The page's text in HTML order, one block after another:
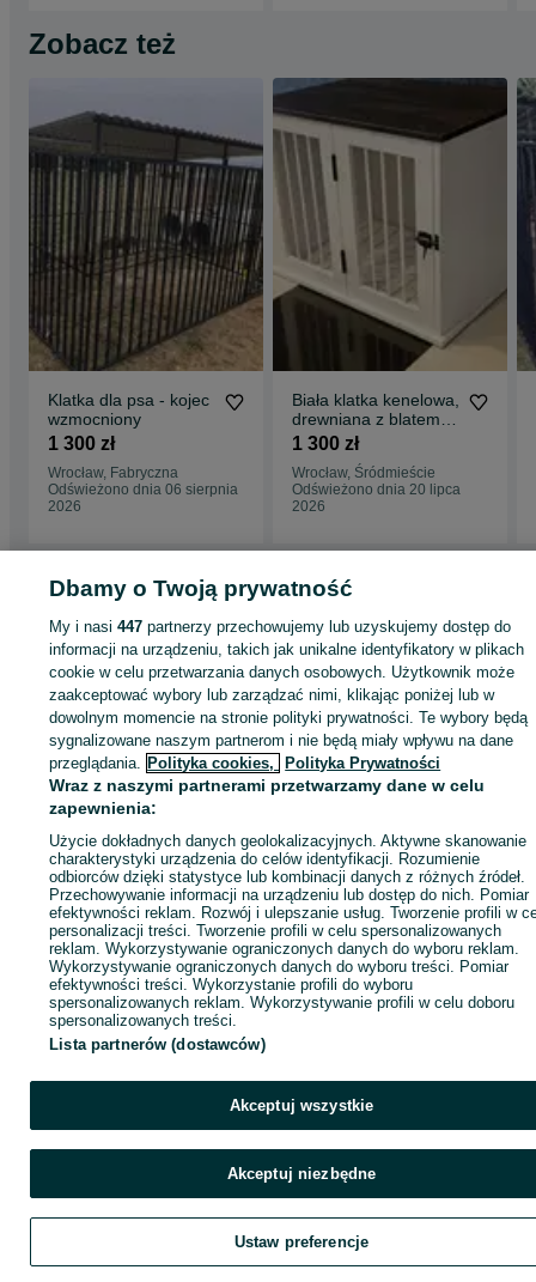
Zobacz też
Klatka dla psa - kojec
wzmocniony
1 300 zł
Wrocław, Fabryczna
Odświeżono dnia 06 sierpnia
2026
Biała klatka kenelowa,
drewniana z blatem w
kolorze dąb
1 300 zł
Wrocław, Śródmieście
Odświeżono dnia 20 lipca
2026
Strona główna Zwierzęta Akcesoria dla zwierząt
Pole
KATEGORIA
762472665 Wyświetlenia:
Zadzwoń / SMS
Dbamy o Twoją prywatność
My i nasi447 partnerzy przechowujemy lub uzyskujemy dostęp do
informacji na urządzeniu, takich jak unikalne identyfikatory w plikach
cookie w celu przetwarzania danych osobowych. Użytkownik może
zaakceptować wybory lub zarządzać nimi, klikając poniżej lub w
dowolnym momencie na stronie polityki prywatności. Te wybory będą
sygnalizowane naszym partnerom i nie będą miały wpływu na dane
przeglądania. Polityka cookies, Polityka Prywatności
Wraz z naszymi partnerami przetwarzamy dane w celu
zapewnienia:
Użycie dokładnych danych geolokalizacyjnych. Aktywne skanowanie
charakterystyki urządzenia do celów identyfikacji. Rozumienie
odbiorców dzięki statystyce lub kombinacji danych z różnych źródeł.
Przechowywanie informacji na urządzeniu lub dostęp do nich. Pomiar
efektywności reklam. Rozwój i ulepszanie usług. Tworzenie profili w
personalizacji treści. Tworzenie profili w celu spersonalizowanych
reklam. Wykorzystywanie ograniczonych danych do wyboru reklam.
Wykorzystywanie ograniczonych danych do wyboru treści. Pomiar
efektywności treści. Wykorzystanie profili do wyboru
spersonalizowanych reklam. Wykorzystywanie profili w celu doboru
spersonalizowanych treści.
Lista partnerów (dostawców)
Akceptuj wszystkie
Akceptuj niezbędne
Ustaw preferencje